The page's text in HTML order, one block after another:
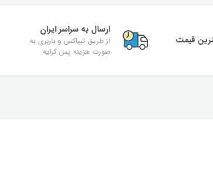
قیمت
ارسال به سراسر ایران
از طریق تیپاکس و باربری به
صورت هزینه پس کرایه